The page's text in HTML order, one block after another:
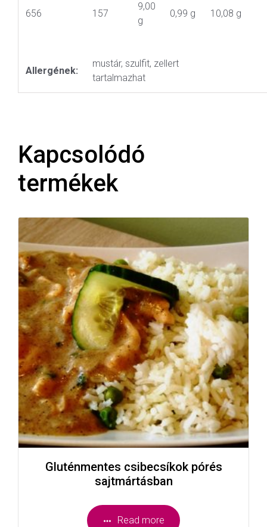
656 157
9,00
g
0,99 g 10,08 g
Allergének:
mustár, szulfit, zellert
tartalmazhat
Kapcsolódó
termékek
Gluténmentes csibecsíkok pórés
sajtmártásban
Read more